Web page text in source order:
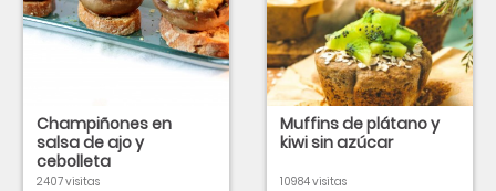
Champiñones en
salsa de ajo y
cebolleta
2407 visitas
Muffins de plátano y
kiwi sin azúcar
10984 visitas